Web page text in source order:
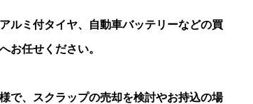
ルミ付タイヤ、自動車バッテリーなどの買
お任せください。
で、スクラップの売却を検討やお持込の場